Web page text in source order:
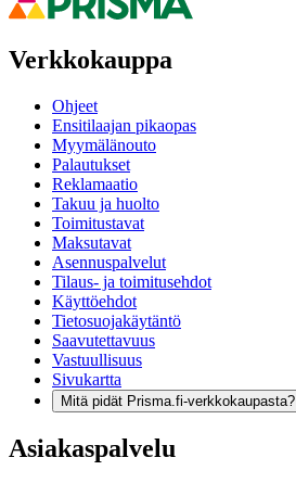
Verkkokauppa
Ohjeet
Ensitilaajan pikaopas
Myymälänouto
Palautukset
Reklamaatio
Takuu ja huolto
Toimitustavat
Maksutavat
Asennuspalvelut
Tilaus- ja toimitusehdot
Käyttöehdot
Tietosuojakäytäntö
Saavutettavuus
Vastuullisuus
Sivukartta
Mitä pidät Prisma.fi-verkkokaupasta?
Asiakaspalvelu